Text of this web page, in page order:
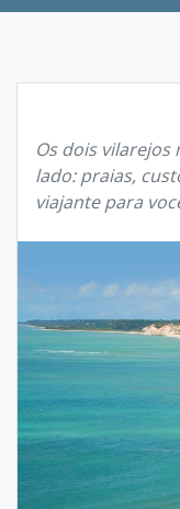
Os dois vilarejos
lado: praias,
viajante para